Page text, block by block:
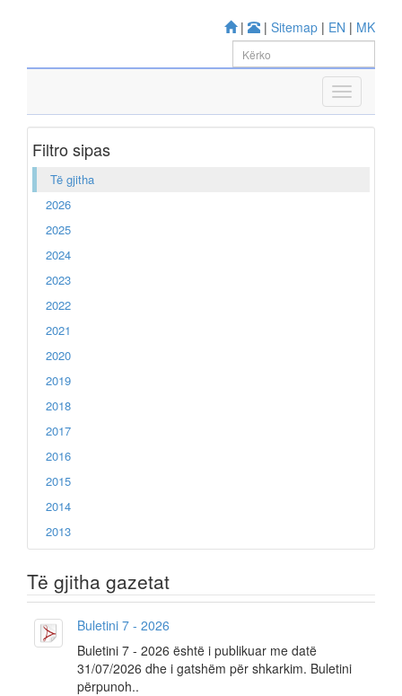
| | Sitemap | EN | MK
Filtro sipas
Të gjitha
2026
2025
2024
2023
2022
2021
2020
2019
2018
2017
2016
2015
2014
2013
Të gjitha gazetat
Buletini 7 - 2026
Buletini 7 - 2026 është i publikuar me datë
31/07/2026 dhe i gatshëm për shkarkim. Buletini
përpunoh..